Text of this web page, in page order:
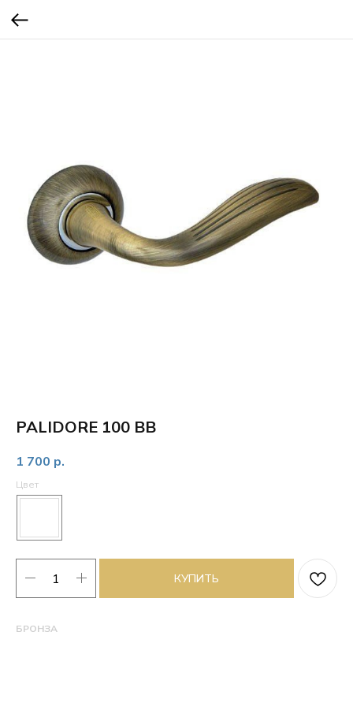
PALIDORE 100 BB
1 700 р.
Цвет
КУПИТЬ
БРОНЗА